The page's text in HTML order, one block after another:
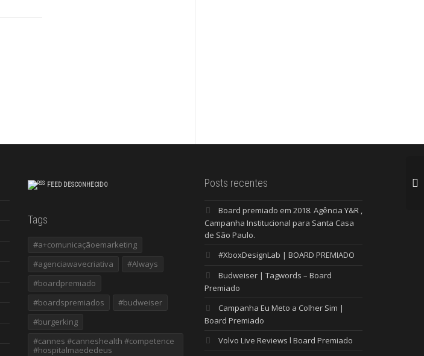
FEED DESCONHECIDO
Tags
#a+comunicaçãoemarketing
#agenciawavecriativa
#Always
#boardpremiado
#boardspremiados
#budweiser
#burgerking
#cannes #canneshealth #competence
#hospitalmaededeus
Posts recentes
Board premiado em 2018. Agência Y&R ,
Campanha Institucional para Santa Casa
de São Paulo.
#XboxDesignLab | BOARD PREMIADO
Budweiser | Tagwords – Board
Premiado
Campanha Eu Meto a Colher Sim |
Board Premiado
Volvo Live Reviews l Board Premiado